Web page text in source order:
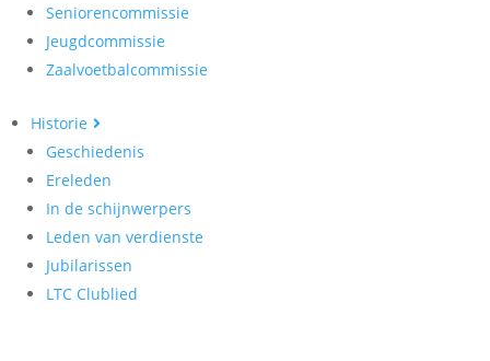
Seniorencommissie
Jeugdcommissie
Zaalvoetbalcommissie
Historie
Geschiedenis
Ereleden
In de schijnwerpers
Leden van verdienste
Jubilarissen
LTC Clublied